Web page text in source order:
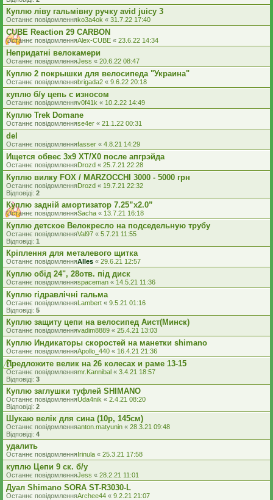
Куплю ліву гальмівну ручку avid juicy 3
Останнє повідомленняko3a4ok « 31.7.22 17:40
CUBE Reaction 29 CARBON
Останнє повідомленняAlex-CUBE « 23.6.22 14:34
Непридатні велокамери
Останнє повідомленняJess « 20.6.22 08:47
Куплю 2 покрышки для велосипеда "Украина"
Останнє повідомленняbrigada2 « 9.6.22 20:18
куплю б/у цепь с износом
Останнє повідомленняv0f41k « 10.2.22 14:49
Куплю Trek Domane
Останнє повідомленняse4er « 21.1.22 00:31
del
Останнє повідомленняfasser « 4.8.21 14:29
Ищется обвес 3х9 ХТ/Х0 после апгрэйда
Останнє повідомленняDrozd « 25.7.21 22:28
Куплю вилку FOX / MARZOCCHI 3000 - 5000 грн
Останнє повідомленняDrozd « 19.7.21 22:32
Відповіді: 2
Куплю задній амортизатор 7.25”x2.0”
Останнє повідомленняSacha « 13.7.21 16:18
Куплю детское Велокресло на подседельную трубу
Останнє повідомленняVal97 « 5.7.21 11:55
Відповіді: 1
Кріплення для металевого щитка
Останнє повідомленняAlles « 29.6.21 12:57
Куплю обід 24", 28отв. під диск
Останнє повідомленняspaceman « 14.5.21 11:36
Куплю гідравлічні гальма
Останнє повідомленняLambert « 9.5.21 01:16
Відповіді: 5
Куплю защиту цепи на велосипед Аист(Минск)
Останнє повідомленняvadim8889 « 25.4.21 13:03
Куплю Индикаторы скоростей на манетки shimano
Останнє повідомленняApollo_440 « 16.4.21 21:36
Предложите велик на 26 колесах и раме 13-15
Останнє повідомленняmr.Kannibal « 3.4.21 18:57
Відповіді: 3
Куплю заглушки туфлей SHIMANO
Останнє повідомленняUda4nik « 2.4.21 08:20
Відповіді: 2
Шукаю велік для сина (10р, 145см)
Останнє повідомленняanton.matyunin « 28.3.21 09:48
Відповіді: 4
удалить
Останнє повідомленняIrinula « 25.3.21 17:58
куплю Цепи 9 ск. б/у
Останнє повідомленняJess « 28.2.21 11:01
Дуал Shimano SORA ST-R3030-L
Останнє повідомленняArchee44 « 9.2.21 21:07